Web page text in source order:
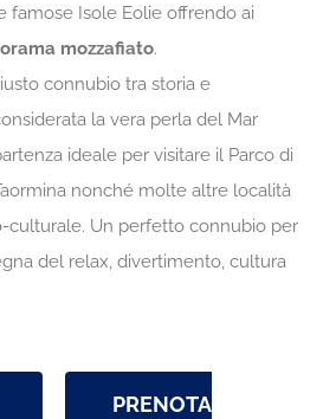
famose Isole Eolie offrendo ai
mozzafiato.
connubio tra storia e
la vera perla del Mar
ideale per visitare il Parco di
nonché molte altre località
culturale. Un perfetto connubio per
del relax, divertimento, cultura
PRENOTA